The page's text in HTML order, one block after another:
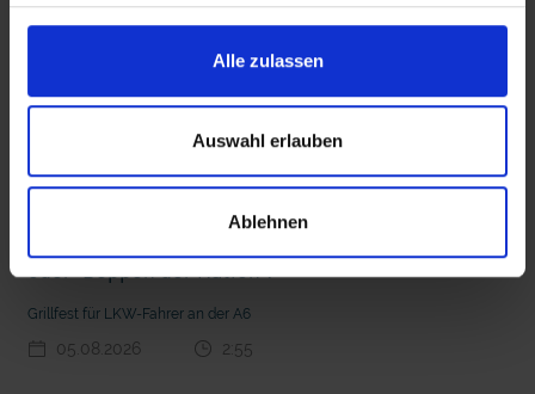
Alle zulassen
Auswahl erlauben
Ablehnen
oder "Deppen der Nation"?
Grillfest für LKW-Fahrer an der A6
05.08.2026 2:55